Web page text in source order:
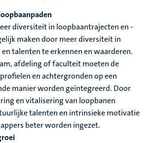
diversiteit in loopbaantrajecten en -
maken door meer diversiteit in
talenten te erkennen en waarderen.
afdeling of faculteit moeten de
en achtergronden op een
manier worden geïntegreerd. Door
en vitalisering van loopbanen
talenten en intrinsieke motivatie
beter worden ingezet.